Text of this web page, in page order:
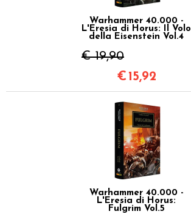
Warhammer 40.000 -
L'Eresia di Horus: Il Volo
della Eisenstein Vol.4
€ 19,90
€ 15,92
Warhammer 40.000 -
L'Eresia di Horus:
Fulgrim Vol.5